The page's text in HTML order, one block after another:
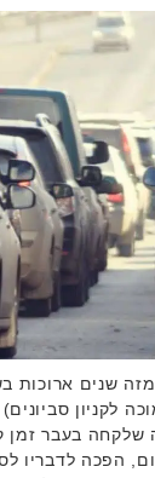
מזה שנים ארוכות
לקניון סביונים)
שלקחה בעבר זמן
הפכה לדבריו